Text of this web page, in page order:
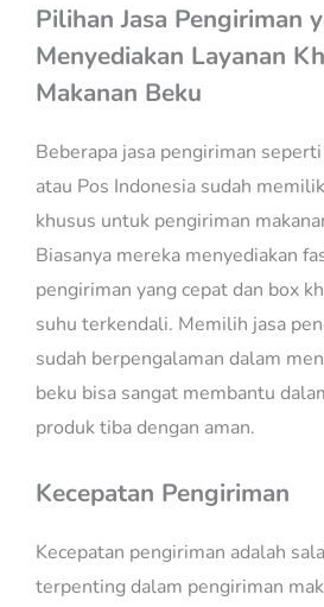
Pilihan Jasa Pengiriman
Menyediakan Layanan
Makanan Beku
Beberapa jasa pengiriman
atau Pos Indonesia sudah
khusus untuk pengiriman
Biasanya mereka menyediakan
pengiriman yang cepat dan box
suhu terkendali. Memilih jasa
sudah berpengalaman dalam
beku bisa sangat membantu
produk tiba dengan aman.
Kecepatan Pengiriman
Kecepatan pengiriman adalah
terpenting dalam pengiriman